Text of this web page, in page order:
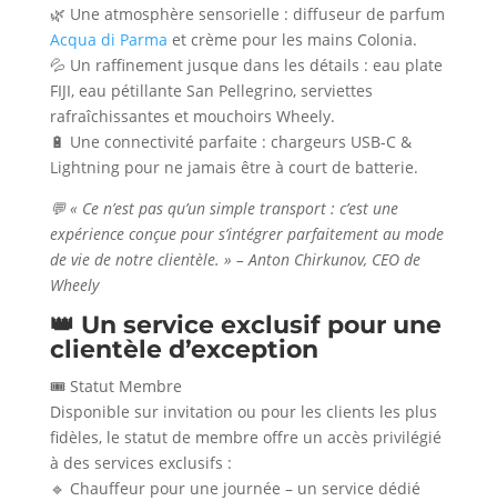
🌿 Une atmosphère sensorielle : diffuseur de parfum
Acqua di Parma et crème pour les mains Colonia.
💦 Un raffinement jusque dans les détails : eau plate
FIJI, eau pétillante San Pellegrino, serviettes
rafraîchissantes et mouchoirs Wheely.
🔋 Une connectivité parfaite : chargeurs USB-C &
Lightning pour ne jamais être à court de batterie.
💬 « Ce n’est pas qu’un simple transport : c’est une
expérience conçue pour s’intégrer parfaitement au mode
de vie de notre clientèle. » – Anton Chirkunov, CEO de
Wheely
👑 Un service exclusif pour une
clientèle d’exception
🎟️ Statut Membre
Disponible sur invitation ou pour les clients les plus
fidèles, le statut de membre offre un accès privilégié
à des services exclusifs :
🔹 Chauffeur pour une journée – un service dédié